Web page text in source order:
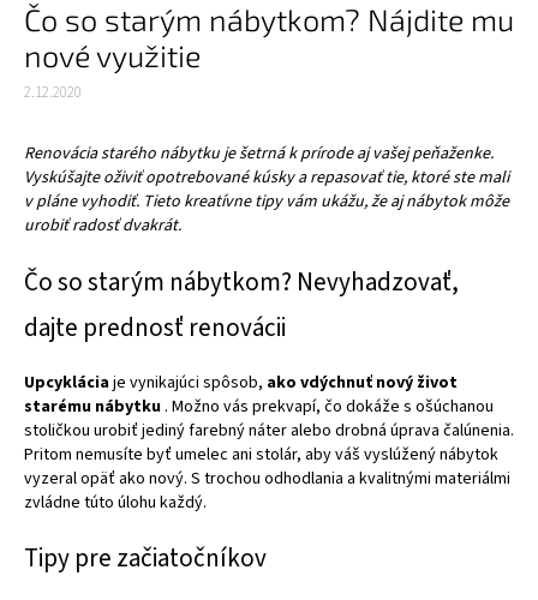
Čo so starým nábytkom? Nájdite mu
nové využitie
2.12.2020
Renovácia starého nábytkuje šetrná k prírode aj vašej peňaženke.
Vyskúšajte oživiť opotrebované kúsky a repasovať tie, ktoré ste mali
v pláne vyhodiť. Tieto kreatívne tipy vám ukážu, že aj nábytok môže
urobiť radosť dvakrát.
Čo so starým nábytkom? Nevyhadzovať,
dajte prednosť renovácii
Upcykláciaje vynikajúci spôsob, ako vdýchnuť nový život
starému nábytku . Možno vás prekvapí, čo dokáže s ošúchanou
stoličkou urobiť jediný farebný náter alebo drobná úprava čalúnenia.
Pritom nemusíte byť umelec ani stolár, aby váš vyslúžený nábytok
vyzeral opäť ako nový. S trochou odhodlania a kvalitnými materiálmi
zvládne túto úlohu každý.
Tipy pre začiatočníkov